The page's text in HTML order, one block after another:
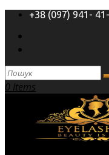
+38 (097) 941-
0 Items